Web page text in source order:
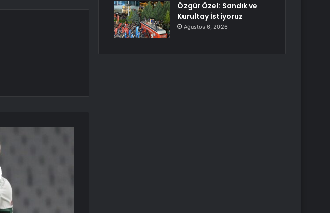
Özgür Özel: Sandık ve
Kurultay İstiyoruz
Ağustos 6, 2026